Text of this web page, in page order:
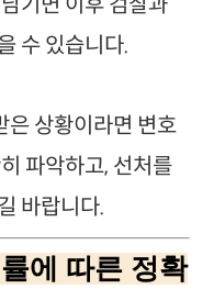
수 있습니다.
은 상황이라면 변호
파악하고, 선처를
바랍니다.
에 따른 정확